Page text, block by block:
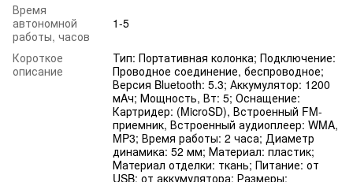
Время
автономной
работы, часов
1-5
Короткое
описание
Тип: Портативная колонка; Подключение:
Проводное соединение, беспроводное;
Версия Bluetooth: 5.3; Аккумулятор: 1200
мAч; Мощность, Вт: 5; Оснащение:
Картридер: (MicroSD), Встроенный FM-
приемник, Встроенный аудиоплеер: WMA,
MP3; Время работы: 2 часа; Диаметр
динамика: 52 мм; Материал: пластик;
Материал отделки: ткань; Питание: от
USB; от аккумулятора; Размеры: